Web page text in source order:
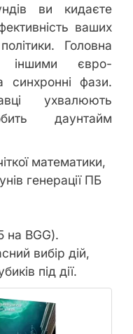
ви кидаєте
ваших
Головна
іншими євро-
синхронні фази.
ухвалюють
даунтайм
математики,
генерації ПБ
на BGG).
вибір дій,
під дії.